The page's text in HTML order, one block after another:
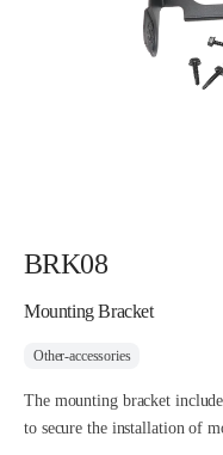
BRK08
Mounting Bracket
Other-accessories
The mounting bracket
to secure the installation of